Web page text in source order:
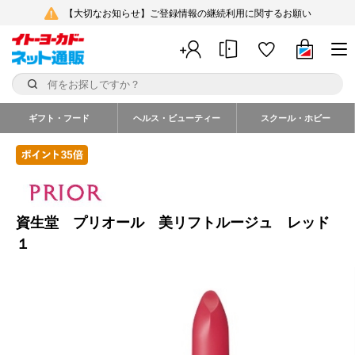
【大切なお知らせ】ご登録情報の継続利用に関するお願い
ギフト・フード ヘルス・ビューティー スクール・ホビー
資生堂 プリオール 美リフトルージュ レッド
１